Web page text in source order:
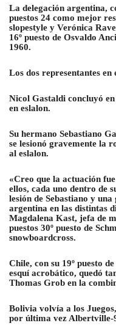
La delegación argentina,
puestos 24 como mejor
slopestyle y Verónica
16º puesto de Osvaldo
1960.
Los dos representantes
Nicol Gastaldi concluyó
en eslalon.
Su hermano Sebastiano
se lesionó gravemente la
al eslalon.
«Creo que la actuación
ellos, cada uno dentro de
lesión de Sebastiano y
argentina en las distintas
Magdalena Kast, jefa de
puestos 30º puesto de
snowboardcross.
Chile, con su 19º puesto
esquí acrobático, quedó
Thomas Grob en la
Bolivia volvía a los
por última vez Albertville-